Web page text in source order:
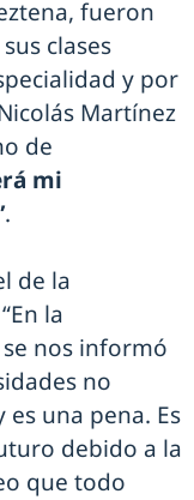
fueron
clases
y por
Martínez
de
mi
.
de la
la
nos informó
no
una pena. Es
debido a la
que todo